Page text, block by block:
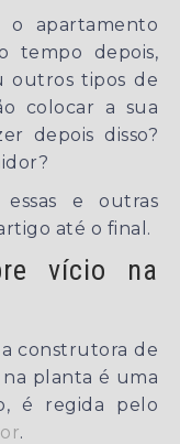
o apartamento
tempo depois,
outros tipos de
colocar a sua
depois disso?
e outras
até o final.
vício na
construtora de
planta é uma
é regida pelo
.